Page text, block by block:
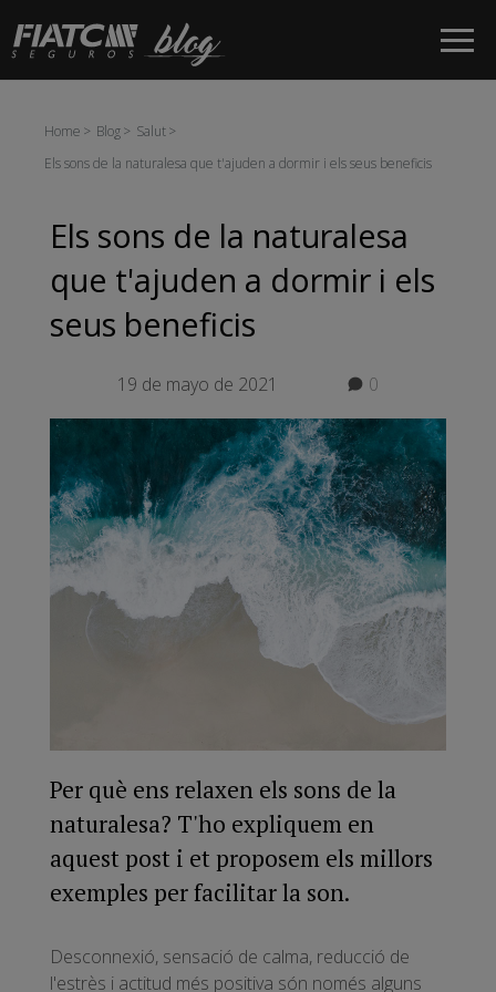
Salta al contingut principal
Home Blog
Salut
Els sons de la naturalesa que t'ajuden a dormir i els seus beneficis
Els sons de la naturalesa
que t'ajuden a dormir i els
seus beneficis
19 de mayo de 2021 0
Per què ens relaxen els sons de la
naturalesa? T'ho expliquem en
aquest post i et proposem els millors
exemples per facilitar la son.
Desconnexió, sensació de calma, reducció de
l'estrès i actitud més positiva són només alguns